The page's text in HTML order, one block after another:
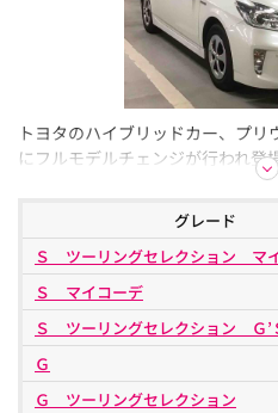
トヨタのハイブリッドカー、プ
にフルモデルチェンジが行われ登
徴は、ハイブリッドシステムの進
さらなる向上です。今回採用さ
ではシステム全体の9割超が新開
が図られました。これにより世界
しました。（JC08モード走行燃
実現する「パワーモード」、燃
ド」、モーターのみ走行となる「
合わせた走行モードが選択できる
望小売価格は\2,050,000～
グレード
Ｓ ツーリングセレクション マ
Ｓ マイコーデ
Ｓ ツーリングセレクション Ｇ’
Ｇ
Ｇ ツーリングセレクション